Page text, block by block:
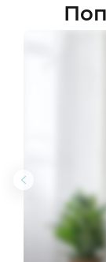
Предыдущий
слайд